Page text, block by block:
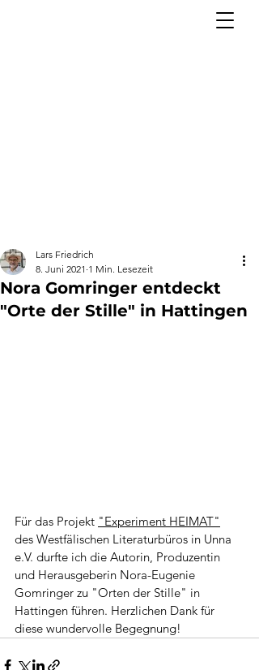
Nora Gomringer entdeckt
"Orte der Stille" in Hattingen
Lars Friedrich
8. Juni 2021 1 Min. Lesezeit
Für das Projekt "Experiment HEIMAT"
des Westfälischen Literaturbüros in Unna
e.V. durfte ich die Autorin, Produzentin
und Herausgeberin Nora-Eugenie
Gomringer zu "Orten der Stille" in
Hattingen führen. Herzlichen Dank für
diese wundervolle Begegnung!